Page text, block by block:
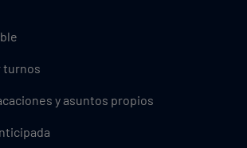
turnos
y asuntos propios